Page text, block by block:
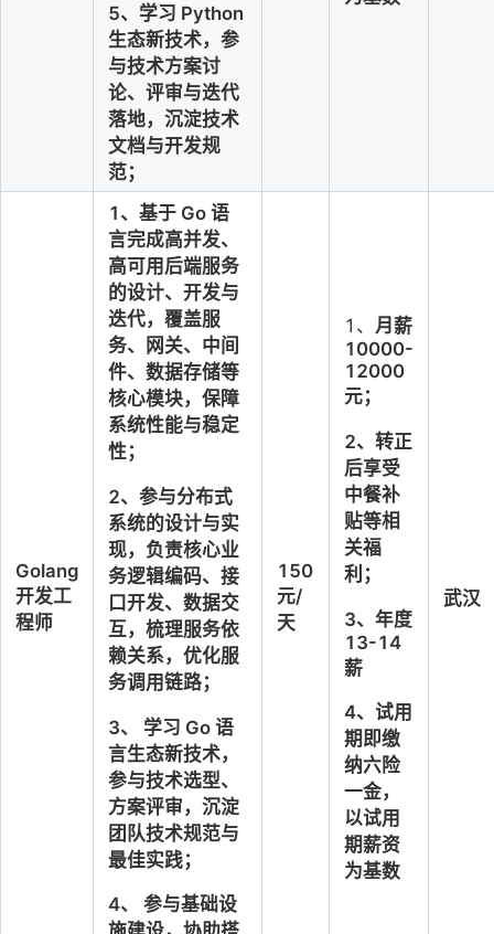
5、学习 Python
生态新技术，参
与技术方案讨
论、评审与迭代
落地，沉淀技术
文档与开发规
范；
Golang
开发工
程师
1、基于 Go 语
言完成高并发、
高可用后端服务
的设计、开发与
迭代，覆盖服
务、网关、中间
件、数据存储等
核心模块，保障
系统性能与稳定
性；
2、参与分布式
系统的设计与实
现，负责核心业
务逻辑编码、接
口开发、数据交
互，梳理服务依
赖关系，优化服
务调用链路；
3、 学习 Go 语
言生态新技术，
参与技术选型、
方案评审，沉淀
团队技术规范与
最佳实践；
4、 参与基础设
150
元/
天
1、 月薪
10000-
12000
元；
2、转正
后享受
中餐补
贴等相
关福
利；
3、 年度
13-14
薪
4、 试用
期即缴
纳六险
一金，
以试用
期薪资
为基数
武汉